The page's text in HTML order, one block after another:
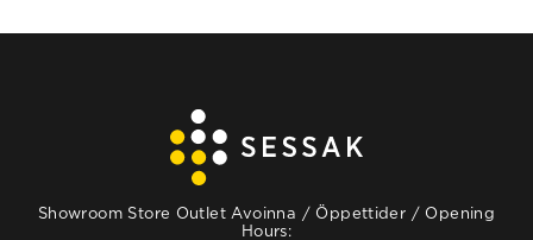
Showroom Store Outlet Avoinna / Öppettider / Opening
Hours: